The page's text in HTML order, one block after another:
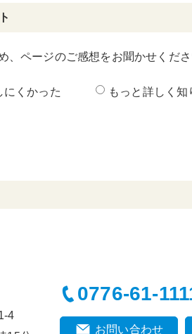
、ページのご感想をお聞かせくださ
にくかった もっと詳しく知
4
0776-61-
お問い合わせ